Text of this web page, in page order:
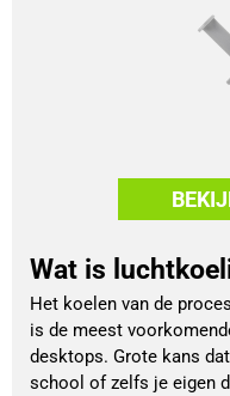
Wat is
Het koelen van de
is de meest
desktops. Grote kans
school of zelfs je eigen